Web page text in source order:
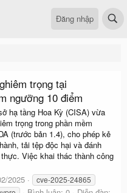
Đăng nhập
trọng tại
ngưỡng 10 điểm
hạ tầng Hoa Kỳ (CISA) vừa
trọng trong phần mềm
(trước bản 1.4), cho phép kẻ
tải tệp độc hại và đánh
Việc khai thác thành công
2025 cve-2025-24865